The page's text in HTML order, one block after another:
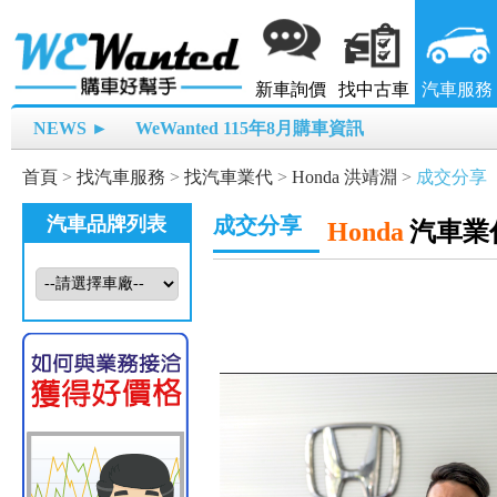
新車詢價 找中古車 汽車服務
NEWS ► WeWanted 115年8月購車資訊
首頁 > 找汽車服務 > 找汽車業代 > Honda 洪靖淵 > 成交分享
汽車品牌列表 成交分享 Honda 汽車業